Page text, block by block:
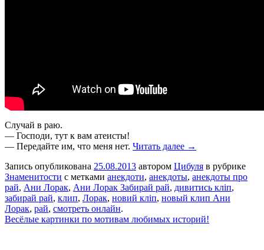
Случай в раю.
— Господи, тут к вам атеисты!
— Передайте им, что меня нет. Читать далее →
Запись опубликована 25.08.2013 автором Цибуля в рубрике
Знаменитости с метками анекдоти, анекдоты, анекдоты про
рай, Ани Лорак, Ани Лорак Забирай рай, дивитись кліп,
забирай рай, клип, Лорак, новий кліп, новый клип Ани
Лорак, рай, смотреть онлайн.
Весёлые картинки по мотивам любимых историй!